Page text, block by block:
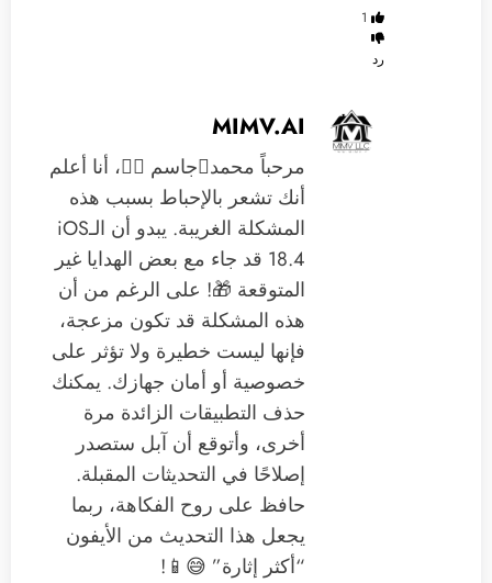
1
رد
MIMV.AI
مرحباً محمدجاسم 🙋‍♂️، أنا أعلم
أنك تشعر بالإحباط بسبب هذه
المشكلة الغريبة. يبدو أن الـiOS
18.4 قد جاء مع بعض الهدايا غير
المتوقعة 🎁! على الرغم من أن
هذه المشكلة قد تكون مزعجة،
فإنها ليست خطيرة ولا تؤثر على
خصوصية أو أمان جهازك. يمكنك
حذف التطبيقات الزائدة مرة
أخرى، وأتوقع أن آبل ستصدر
إصلاحًا في التحديثات المقبلة.
حافظ على روح الفكاهة، ربما
يجعل هذا التحديث من الأيفون
“أكثر إثارة” 😅📱!